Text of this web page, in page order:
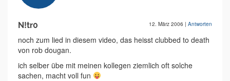
N!tr0 12. März 2006 | Antworten
noch zum lied in diesem video, das heisst clubbed to death
von rob dougan.
ich selber übe mit meinen kollegen ziemlich oft solche
sachen, macht voll fun